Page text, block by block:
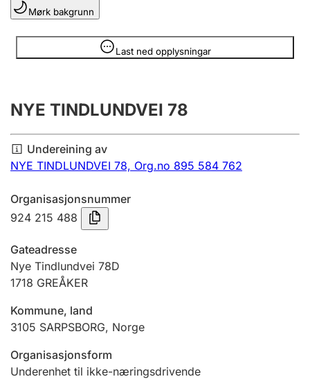
Lag og foreining
Registrere, endre, slette
Årsrekneskap
Innsending og forseinkingsgebyr
Tinglysing
Jeger
Betaling og jegeravgiftskort
Ektepaktrettleiaren
Mørk bakgrunn
Last ned opplysningar
Opplysninger er skjult
NYE TINDLUNDVEI 78
Undereining av
NYE TINDLUNDVEI 78, Org.no 895 584 762
Organisasjonsnummer
924 215 488
Gateadresse
Nye Tindlundvei 78D
1718 GREÅKER
Kommune, land
3105 SARPSBORG, Norge
Organisasjonsform
Underenhet til ikke-næringsdrivende